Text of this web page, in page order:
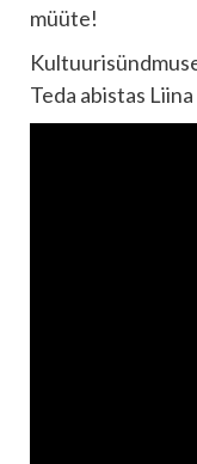
müüte!
Teda abistas